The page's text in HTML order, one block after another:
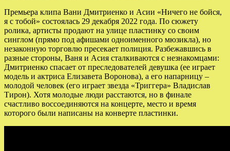
Премьера клипа Вани Дмитриенко и Асии «Ничего не бойся,
я с тобой» состоялась 29 декабря 2022 года. По сюжету
ролика, артисты продают на улице пластинку со своим
синглом (прямо под афишами одноименного мюзикла), но
незаконную торговлю пресекает полиция. Разбежавшись в
разные стороны, Ваня и Асия сталкиваются с незнакомцами:
Дмитриенко спасает от преследователей девушка (ее играет
модель и актриса Елизавета Воронова), а его напарницу –
молодой человек (его играет звезда «Триггера» Владислав
Тирон). Хотя молодые люди расстаются, но в финале
счастливо воссоединяются на концерте, место и время
которого были написаны на конверте пластинки.